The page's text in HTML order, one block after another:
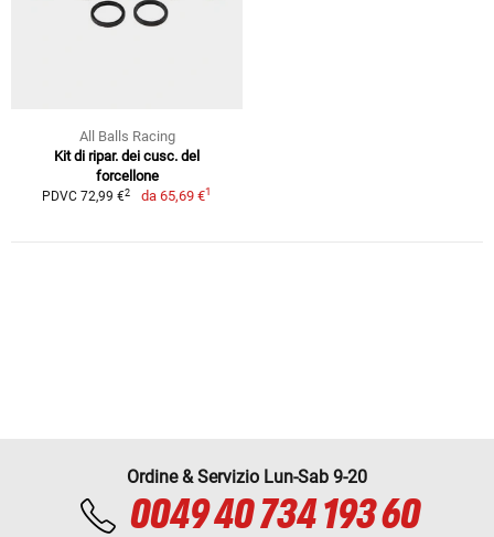
All Balls Racing
Kit di ripar. dei cusc. del
forcellone
PDVC 72,99 €2 da 65,69 €1
Ordine & Servizio Lun-Sab 9-20
0049 40 734 193 60